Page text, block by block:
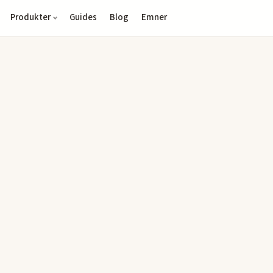
Produkter Guides Blog Emner